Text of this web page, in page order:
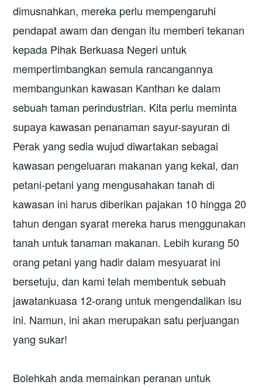
dimusnahkan, mereka perlu mempengaruhi
pendapat awam dan dengan itu memberi tekanan
kepada Pihak Berkuasa Negeri untuk
mempertimbangkan semula rancangannya
membangunkan kawasan Kanthan ke dalam
sebuah taman perindustrian. Kita perlu meminta
supaya kawasan penanaman sayur-sayuran di
Perak yang sedia wujud diwartakan sebagai
kawasan pengeluaran makanan yang kekal, dan
petani-petani yang mengusahakan tanah di
kawasan ini harus diberikan pajakan 10 hingga 20
tahun dengan syarat mereka harus menggunakan
tanah untuk tanaman makanan. Lebih kurang 50
orang petani yang hadir dalam mesyuarat ini
bersetuju, dan kami telah membentuk sebuah
jawatankuasa 12-orang untuk mengendalikan isu
ini. Namun, ini akan merupakan satu perjuangan
yang sukar!
Bolehkah anda memainkan peranan untuk